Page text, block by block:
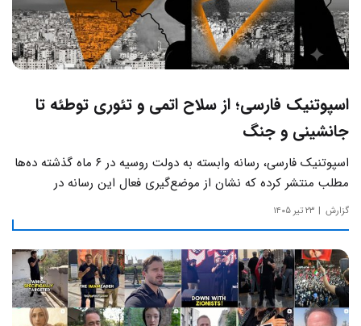
اسپوتنیک فارسی؛ از سلاح اتمی و تئوری توطئه تا
جانشینی و جنگ
اسپوتنیک فارسی، رسانه وابسته به دولت روسیه در ۶ ماه گذشته ده‌ها
مطلب منتشر کرده که نشان از موضع‌گیری فعال این رسانه‌ در
حساس‌ترین مسائل چالش‌های داخلی ایران دارد.
گزارش ۲۳ تیر ۱۴۰۵